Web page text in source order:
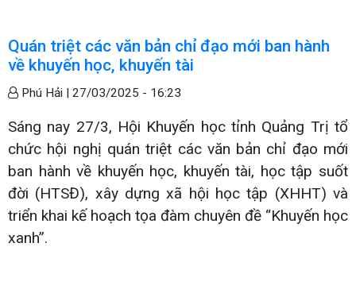
Quán triệt các văn bản chỉ đạo mới ban hành
về khuyến học, khuyến tài
Phú Hải | 27/03/2025 - 16:23
Sáng nay 27/3, Hội Khuyến học tỉnh Quảng Trị tổ
chức hội nghị quán triệt các văn bản chỉ đạo mới
ban hành về khuyến học, khuyến tài, học tập suốt
đời (HTSĐ), xây dựng xã hội học tập (XHHT) và
triển khai kế hoạch tọa đàm chuyên đề “Khuyến học
xanh”.